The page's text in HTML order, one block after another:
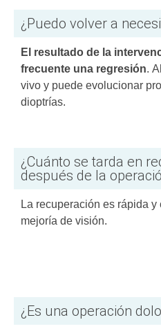
¿Puedo volver a
El resultado de la
frecuente una regresión.
vivo y puede evolucionar
dioptrías.
¿Cuánto se tarda en
después de la
La recuperación es rápida
mejoría de visión.
¿Es una operación